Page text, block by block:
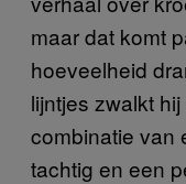
maar dat komt
hoeveelheid
lijntjes zwalkt
combinatie van
tachtig en een